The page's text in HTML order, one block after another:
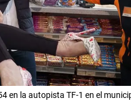
en la autopista TF-1 en el